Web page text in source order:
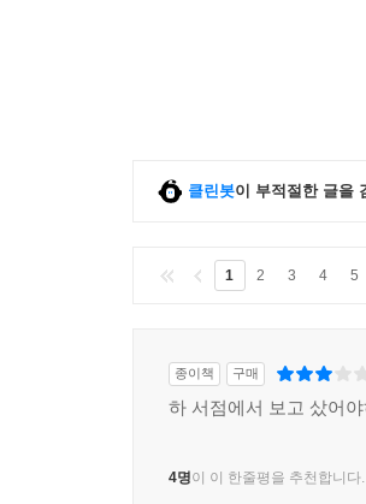
클린봇이 부적절한 글을
1 2 3 4 5
종이책 구매
하 서점에서 보고 샀어
4명이 이 한줄평을 추천합니다.